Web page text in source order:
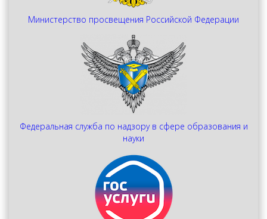
Министерство просвещения Российской Федерации
Федеральная служба по надзору в сфере образования и
науки